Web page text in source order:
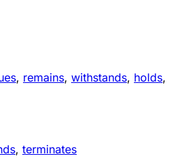
, remains, withstands, holds,
, terminates